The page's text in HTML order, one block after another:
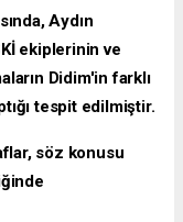
Aydın
ekiplerinin ve
Didim'in farklı
tespit edilmiştir.
söz konusu